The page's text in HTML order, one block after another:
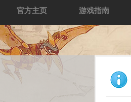
官方主页 游戏指南